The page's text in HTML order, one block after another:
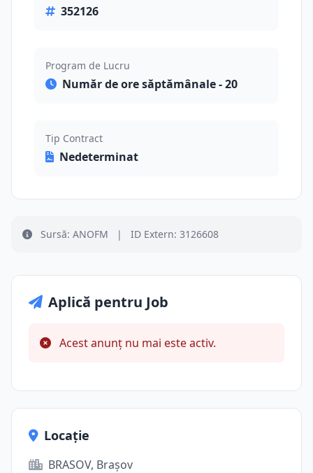
352126
Program de Lucru
Număr de ore săptămânale - 20
Tip Contract
Nedeterminat
Sursă: ANOFM | ID Extern: 3126608
Aplică pentru Job
Acest anunț nu mai este activ.
Locație
BRASOV, Brașov